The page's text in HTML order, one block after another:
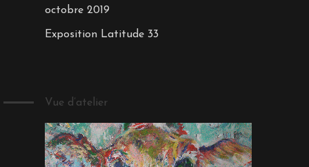
octobre 2019
Exposition Latitude 33
Vue d’atelier